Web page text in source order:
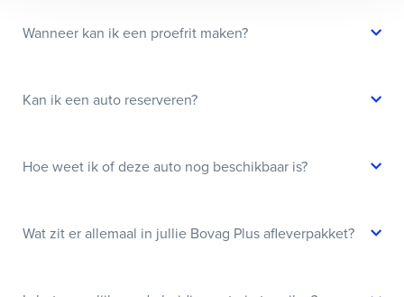
Wanneer kan ik een proefrit maken?
Kan ik een auto reserveren?
Hoe weet ik of deze auto nog beschikbaar is?
Wat zit er allemaal in jullie Bovag Plus afleverpakket?